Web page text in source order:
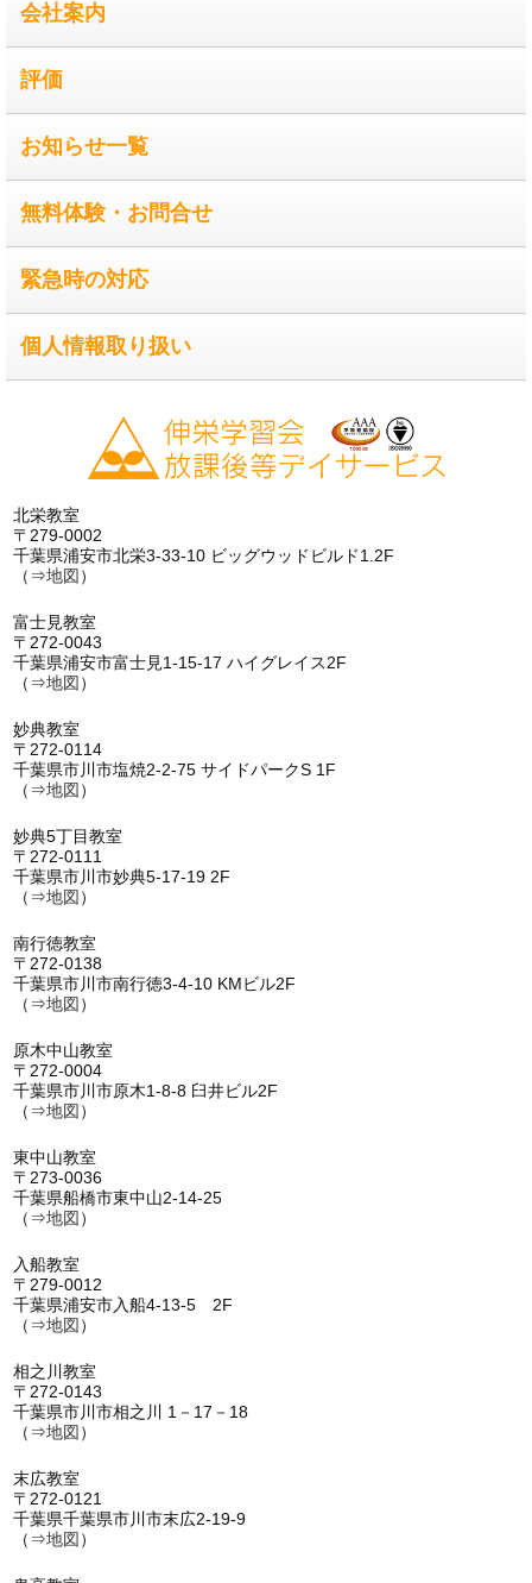
会社案内
評価
お知らせ一覧
無料体験・お問合せ
緊急時の対応
個人情報取り扱い
北栄教室
〒279-0002
千葉県浦安市北栄3-33-10 ビッグウッドビルド1.2F
（⇒地図 ）
富士見教室
〒272-0043
千葉県浦安市富士見1-15-17 ハイグレイス2F
（⇒地図 ）
妙典教室
〒272-0114
千葉県市川市塩焼2-2-75 サイドパークS 1F
（⇒地図 ）
妙典5丁目教室
〒272-0111
千葉県市川市妙典5-17-19 2F
（⇒地図 ）
南行徳教室
〒272-0138
千葉県市川市南行徳3-4-10 KMビル2F
（⇒地図 ）
原木中山教室
〒272-0004
千葉県市川市原木1-8-8 臼井ビル2F
（⇒地図 ）
東中山教室
〒273-0036
千葉県船橋市東中山2-14-25
（⇒地図 ）
入船教室
〒279-0012
千葉県浦安市入船4-13-5 2F
（⇒地図 ）
相之川教室
〒272-0143
千葉県市川市相之川 1－17－18
（⇒地図 ）
末広教室
〒272-0121
千葉県千葉県市川市末広2-19-9
（⇒地図 ）